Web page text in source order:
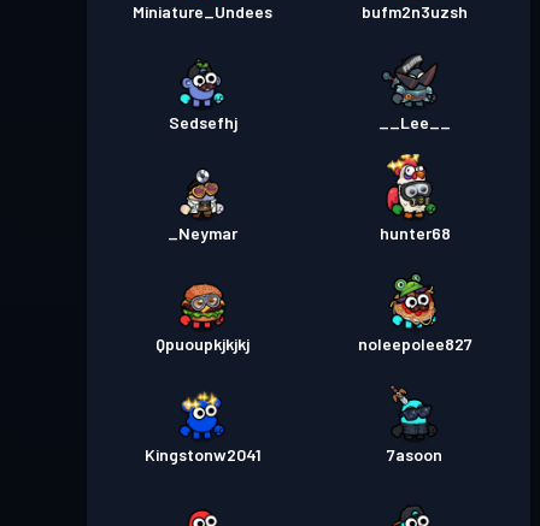
Miniature_Undees bufm2n3uzsh
Sedsefhj __Lee__
_Neymar hunter68
Qpuoupkjkjkj noleepolee827
Kingstonw2041 7asoon